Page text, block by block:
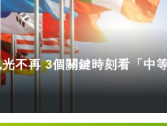
不再 3個關鍵時刻看「中